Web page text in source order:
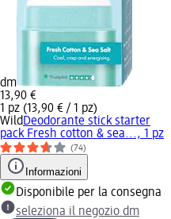
dm
13,90 €
1 pz (13,90 € / 1 pz)
WildDeodorante stick starter
pack Fresh cotton & sea..., 1 pz
(74)
Informazioni
Disponibile per la consegna
seleziona il negozio dm